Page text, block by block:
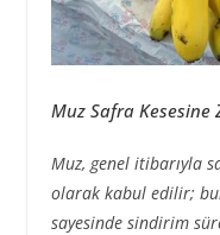
Muz Safra Kesesine
Muz, genel itibarıyla
olarak kabul edilir;
sayesinde sindirim